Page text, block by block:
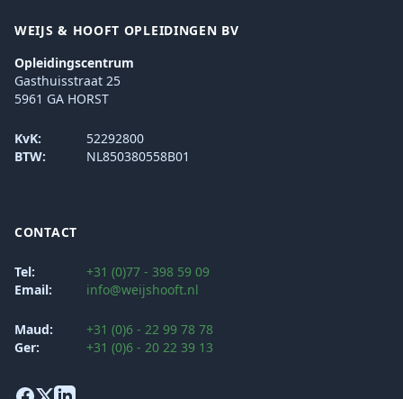
WEIJS & HOOFT OPLEIDINGEN BV
Opleidingscentrum
Gasthuisstraat 25
5961 GA HORST
KvK:
52292800
BTW:
NL850380558B01
CONTACT
Tel:
+31 (0)77 - 398 59 09
Email:
info@weijshooft.nl
Maud:
+31 (0)6 - 22 99 78 78
Ger:
+31 (0)6 - 20 22 39 13